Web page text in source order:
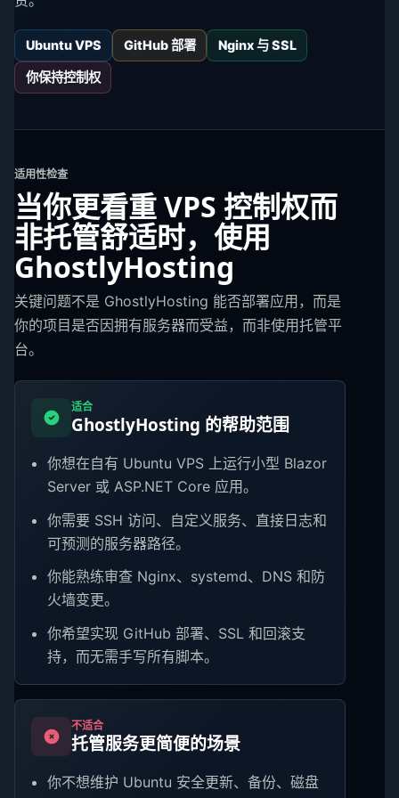
Ubuntu VPS GitHub 部署 Nginx 与 SSL
你保持控制权
适用性检查
当你更看重 VPS 控制权而
非托管舒适时，使用
GhostlyHosting
关键问题不是 GhostlyHosting 能否部署应用，而是
你的项目是否因拥有服务器而受益，而非使用托管平
台。
适合
GhostlyHosting 的帮助范围
你想在自有 Ubuntu VPS 上运行小型 Blazor
Server 或 ASP.NET Core 应用。
你需要 SSH 访问、自定义服务、直接日志和
可预测的服务器路径。
你能熟练审查 Nginx、systemd、DNS 和防
火墙变更。
你希望实现 GitHub 部署、SSL 和回滚支
持，而无需手写所有脚本。
不适合
托管服务更简便的场景
你不想维护 Ubuntu 安全更新、备份、磁盘